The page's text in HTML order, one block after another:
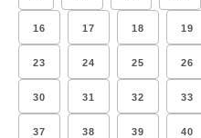
16 17 18 19
23 24 25 26
30 31 32 33
37 38 39 40